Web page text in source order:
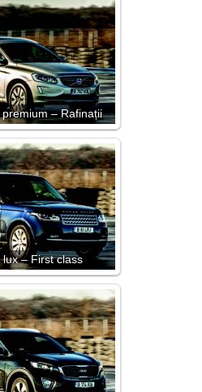
– Rafinații
lux – First class